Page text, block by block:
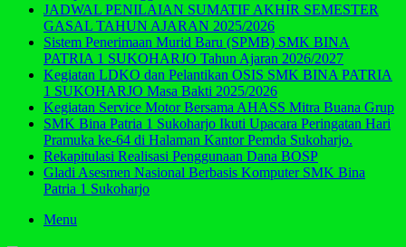
JADWAL PENILAIAN SUMATIF AKHIR SEMESTER
GASAL TAHUN AJARAN 2025/2026
Sistem Penerimaan Murid Baru (SPMB) SMK BINA
PATRIA 1 SUKOHARJO Tahun Ajaran 2026/2027
Kegiatan LDKO dan Pelantikan OSIS SMK BINA PATRIA
1 SUKOHARJO Masa Bakti 2025/2026
Kegiatan Service Motor Bersama AHASS Mitra Buana Grup
SMK Bina Patria 1 Sukoharjo Ikuti Upacara Peringatan Hari
Pramuka ke-64 di Halaman Kantor Pemda Sukoharjo.
Rekapitulasi Realisasi Penggunaan Dana BOSP
Gladi Asesmen Nasional Berbasis Komputer SMK Bina
Patria 1 Sukoharjo
Menu